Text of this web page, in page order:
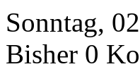
Sonntag,
Bisher 0